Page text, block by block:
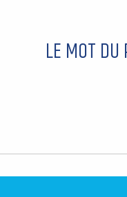
LE MOT DU